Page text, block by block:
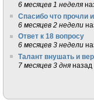
6 месяцев 1 неделя
Спасибо что прочли
6 месяцев 2 недели
Ответ к 18 вопросу
6 месяцев 3 недели
Талант внушать и
7 месяцев 3 дня назад